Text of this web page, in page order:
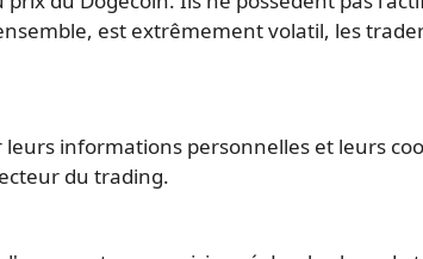
est extrêmement volatil, les
informations personnelles et leurs
du trading.